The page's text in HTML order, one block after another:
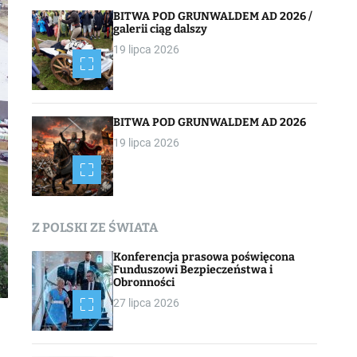
BITWA POD GRUNWALDEM AD 2026 /
galerii ciąg dalszy
19 lipca 2026
BITWA POD GRUNWALDEM AD 2026
19 lipca 2026
Z POLSKI ZE ŚWIATA
Konferencja prasowa poświęcona
Funduszowi Bezpieczeństwa i
Obronności
27 lipca 2026